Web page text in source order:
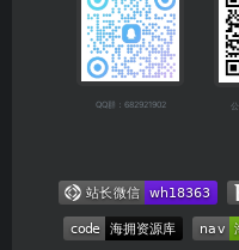
QQ群：682921902